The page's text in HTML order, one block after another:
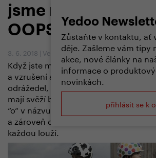
Yedoo
Zůstaňte v kontaktu, ať
děje. Zašleme vám tipy
akce, nové články na
informace o
novinkách.
přihlásit se k
jsme na děti a
OOPS
3. 6. 2018 | Vendula Kosíková
Když jste malí, život je samé
a vzrušení se odráží i v designu naší
odrážedel, kterou jsme nazvali OOPS.
mají svěží barvy, překvapivé barevné
“o“ v názvu, které symbolizují dvě
a zároveň dvě tlusté pneumatiky,
každou louží.